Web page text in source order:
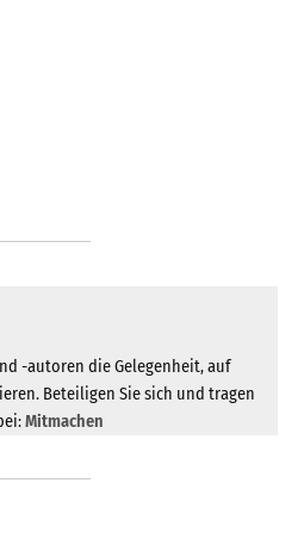
-autoren die Gelegenheit, auf
Beteiligen Sie sich und tragen
Mitmachen